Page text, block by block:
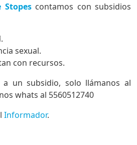
Stopescontamos con subsidios
sexual.
con recursos.
a un subsidio, solo llámanos al
whats al 5560512740
Informador.